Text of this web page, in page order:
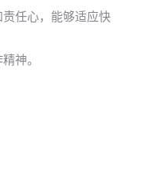
任心，能够适应快
神。